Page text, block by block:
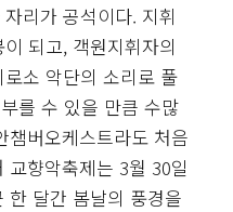
리가 공석이다. 지휘
되고, 객원지휘자의
소 악단의 소리로 풀
를 수 있을 만큼 수많
챔버오케스트라도 처음
향악축제는 3월 30일
한 달간 봄날의 풍경을